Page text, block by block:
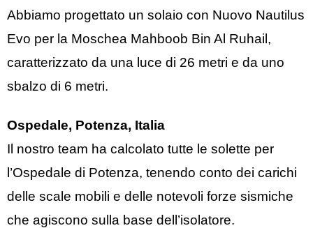
Abbiamo progettato un solaio con Nuovo Nautilus
Evo per la Moschea Mahboob Bin Al Ruhail,
caratterizzato da una luce di 26 metri e da uno
sbalzo di 6 metri.
Ospedale, Potenza, Italia
Il nostro team ha calcolato tutte le solette per
l’Ospedale di Potenza, tenendo conto dei carichi
delle scale mobili e delle notevoli forze sismiche
che agiscono sulla base dell’isolatore.